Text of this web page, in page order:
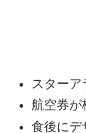
スターア
航空券が
食後にデ